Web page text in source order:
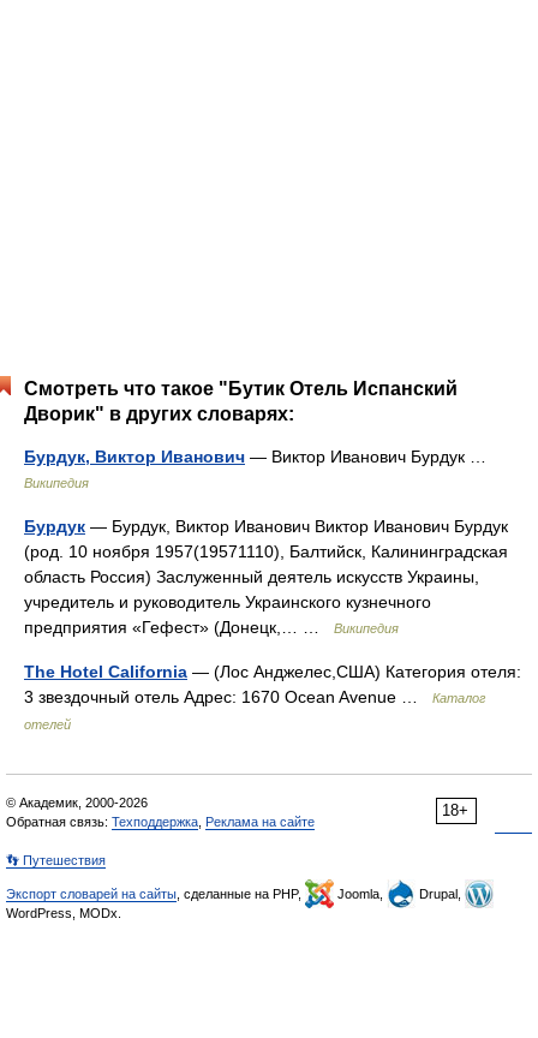
Смотреть что такое "Бутик Отель Испанский
Дворик" в других словарях:
Бурдук, Виктор Иванович — Виктор Иванович Бурдук …
Википедия
Бурдук — Бурдук, Виктор Иванович Виктор Иванович Бурдук
(род. 10 ноября 1957(19571110), Балтийск, Калининградская
область Россия) Заслуженный деятель искусств Украины,
учредитель и руководитель Украинского кузнечного
предприятия «Гефест» (Донецк,… …
Википедия
The Hotel California — (Лос Анджелес,США) Категория отеля:
3 звездочный отель Адрес: 1670 Ocean Avenue …
Каталог
отелей
18+
© Академик, 2000-2026
Обратная связь: Техподдержка Реклама на сайте
👣 Путешествия
Экспорт словарей на сайты , сделанные на PHP, Joomla,
Drupal,
WordPress, MODx.